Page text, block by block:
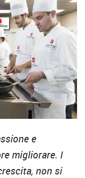
e
migliorare. I
non si